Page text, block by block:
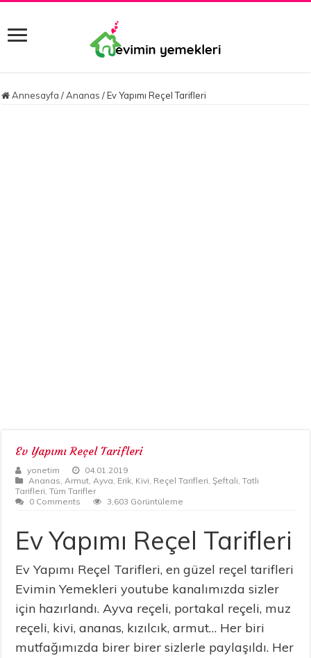
Annesayfa / Ananas / Ev Yapımı Reçel Tarifleri
Ev Yapımı Reçel Tarifleri
yonetim
04.01.2019
Ananas,Armut,Ayva, Erik, Kivi, Reçel Tarifleri,Şeftali,Tatlı
Tarifleri,Tüm Tarifler
0 Comments
3,603 Görüntüleme
Ev Yapımı Reçel Tarifleri
Ev Yapımı Reçel Tarifleri, en güzel reçel tarifleri
Evimin Yemekleri youtube kanalımızda sizler
için hazırlandı. Ayva reçeli, portakal reçeli, muz
reçeli, kivi, ananas, kızılcık, armut… Her biri
mutfağımızda birer birer sizlerle paylaşıldı. Her